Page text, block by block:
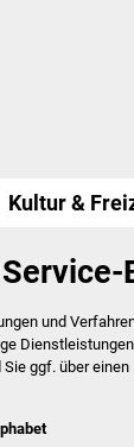
Kultur &
und
ggf. über